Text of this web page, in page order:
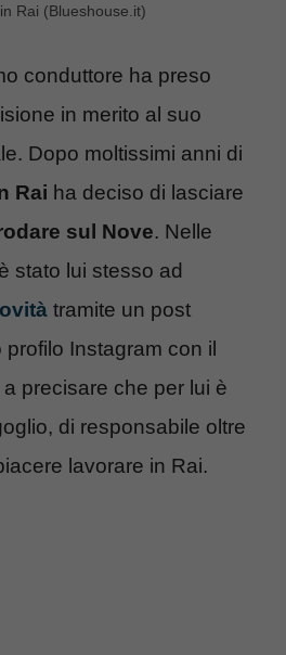
Rai (Blueshouse.it)
conduttore ha preso
in merito al suo
Dopo moltissimi anni di
Rai ha deciso di lasciare
sul Nove. Nelle
stato lui stesso ad
tramite un post
Instagram con il
precisare che per lui è
di responsabile oltre
lavorare in Rai.